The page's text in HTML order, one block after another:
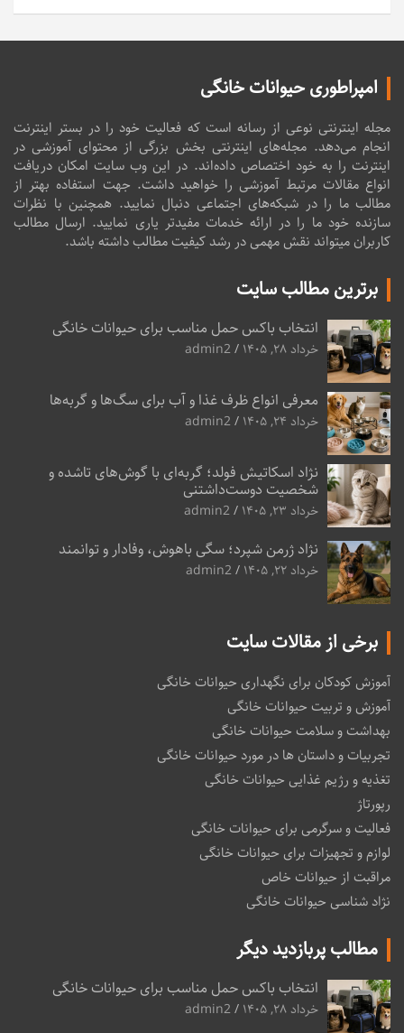
امپراطوری حیوانات خانگی
مجله اینترنتی نوعی از رسانه است که فعالیت خود را در بستر اینترنت
انجام می‌دهد. مجله‌های اینترنتی بخش بزرگی از محتوای آموزشی در
اینترنت را به خود اختصاص داده‌اند. در این وب سایت امکان دریافت
انواع مقالات مرتبط آموزشی را خواهید داشت. جهت استفاده بهتر از
مطالب ما را در شبکه‌های اجتماعی دنبال نمایید. همچنین با نظرات
سازنده خود ما را در ارائه خدمات مفیدتر یاری نمایید. ارسال مطالب
کاربران میتواند نقش مهمی در رشد کیفیت مطالب داشته باشد.
برترین مطالب سایت
انتخاب باکس حمل مناسب برای حیوانات خانگی
خرداد ۲۸, ۱۴۰۵ admin2
معرفی انواع ظرف غذا و آب برای سگ‌ها و گربه‌ها
خرداد ۲۴, ۱۴۰۵ admin2
نژاد اسکاتیش فولد؛ گربه‌ای با گوش‌های تاشده و
شخصیت دوست‌داشتنی
خرداد ۲۳, ۱۴۰۵ admin2
نژاد ژرمن شپرد؛ سگی باهوش، وفادار و توانمند
خرداد ۲۲, ۱۴۰۵ admin2
برخی از مقالات سایت
آموزش کودکان برای نگهداری حیوانات خانگی
آموزش و تربیت حیوانات خانگی
بهداشت و سلامت حیوانات خانگی
تجربیات و داستان ها در مورد حیوانات خانگی
تغذیه و رژیم غذایی حیوانات خانگی
رپورتاژ
فعالیت و سرگرمی برای حیوانات خانگی
لوازم و تجهیزات برای حیوانات خانگی
مراقبت از حیوانات خاص
نژاد شناسی حیوانات خانگی
مطالب پربازدید دیگر
انتخاب باکس حمل مناسب برای حیوانات خانگی
خرداد ۲۸, ۱۴۰۵ admin2